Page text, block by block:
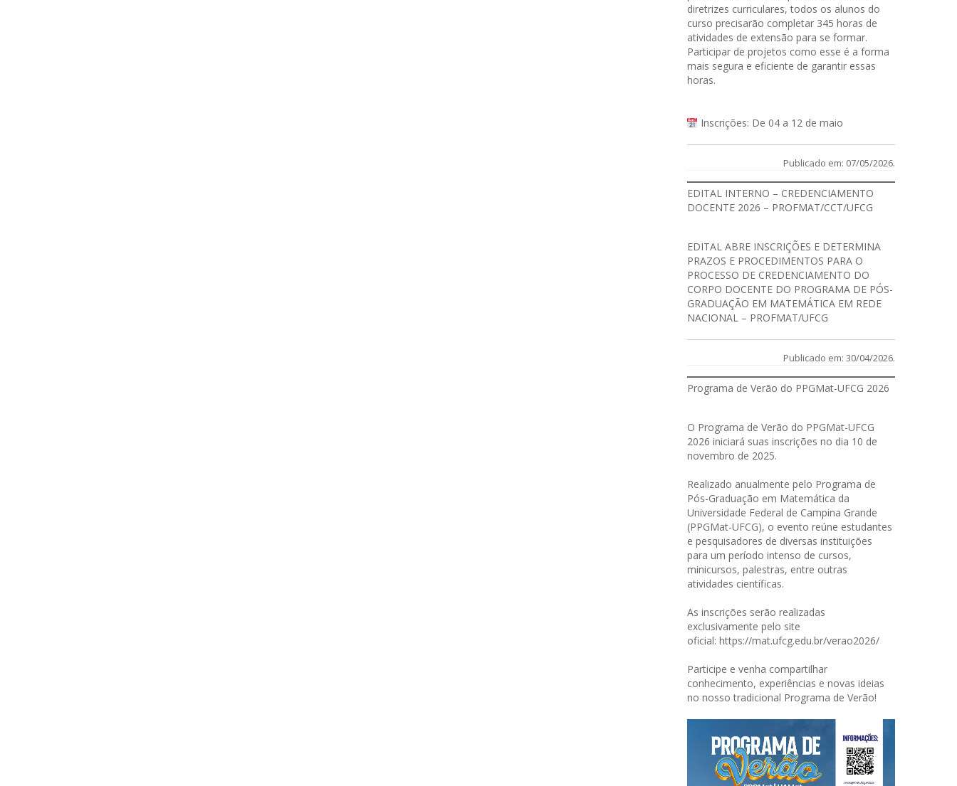
diretrizes curriculares, todos os alunos do
curso precisarão completar 345 horas de
atividades de extensão para se formar.
Participar de projetos como esse é a forma
mais segura e eficiente de garantir essas
horas.
Inscrições: De 04 a 12 de maio
Publicado em: 07/05/2026.
EDITAL INTERNO – CREDENCIAMENTO
DOCENTE 2026 – PROFMAT/CCT/UFCG
EDITALABRE INSCRIÇÕES E DETERMINA
PRAZOS E PROCEDIMENTOS PARA O
PROCESSO DE CREDENCIAMENTO DO
CORPO DOCENTE DO PROGRAMA DE PÓS-
GRADUAÇÃO EM MATEMÁTICA EM REDE
NACIONAL – PROFMAT/UFCG
Publicado em: 30/04/2026.
Programa de Verão do PPGMat-UFCG 2026
O Programa de Verão do PPGMat-UFCG
2026 iniciará suas inscrições no dia 10 de
novembro de 2025.
Realizado anualmente pelo Programa de
Pós-Graduação em Matemática da
Universidade Federal de Campina Grande
(PPGMat-UFCG), o evento reúne estudantes
e pesquisadores de diversas instituições
para um período intenso de cursos,
minicursos, palestras, entre outras
atividades científicas.
As inscrições serão realizadas
exclusivamente pelo site
oficial: https://mat.ufcg.edu.br/verao2026/
Participe e venha compartilhar
conhecimento, experiências e novas ideias
no nosso tradicional Programa de Verão!